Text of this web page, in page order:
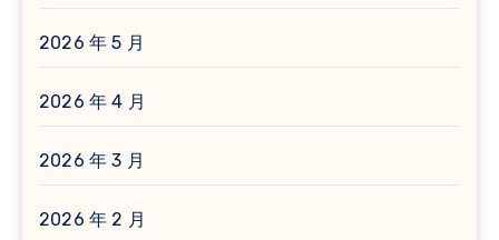
2026 年 5 月
2026 年 4 月
2026 年 3 月
2026 年 2 月